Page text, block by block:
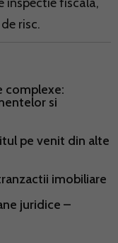
risc.
complexe:
si
pe venit din alte
imobiliare
juridice –